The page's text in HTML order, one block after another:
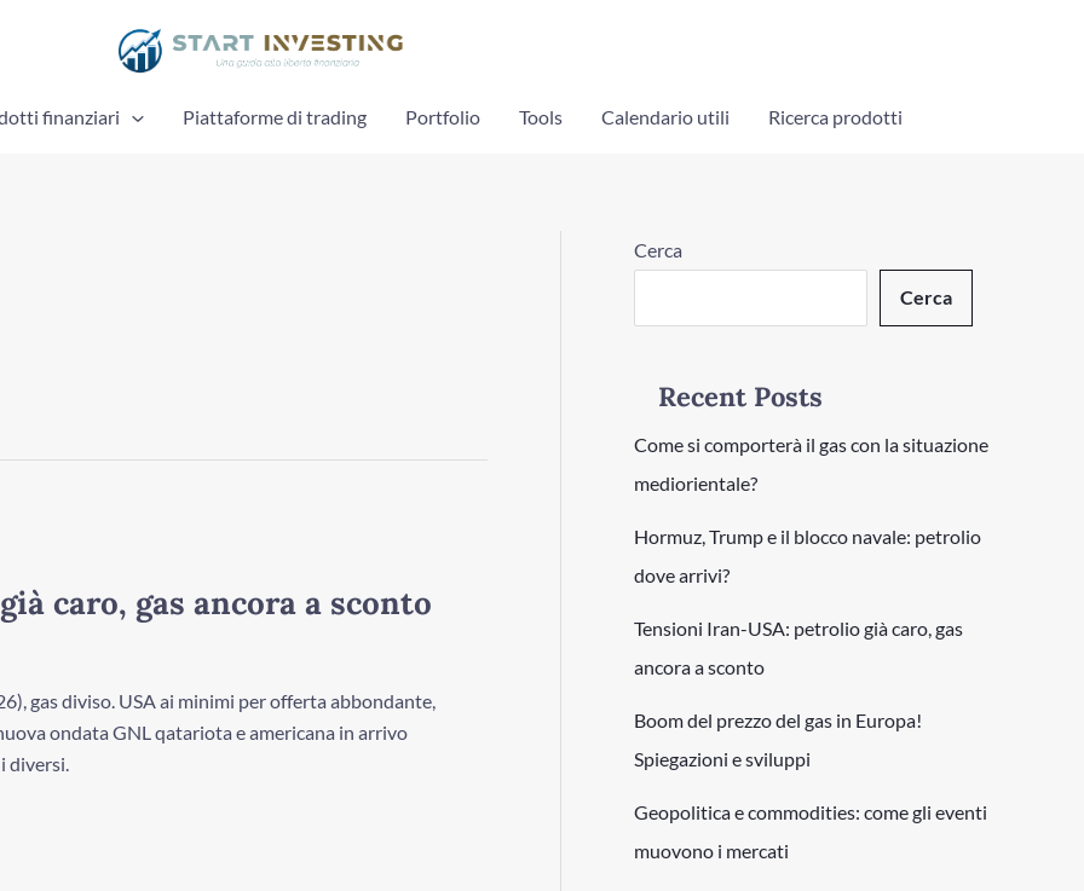
finanziari Piattaforme di trading Portfolio Tools Calendario utili Ricerca prodotti
caro, gas ancora a sconto
gas diviso. USA ai minimi per offerta abbondante,
ondata GNL qatariota e americana in arrivo
diversi.
Cerca
Cerca
Recent Posts
Come si comporterà il gas con la situazione
mediorientale?
Hormuz, Trump e il blocco navale: petrolio
dove arrivi?
Tensioni Iran-USA: petrolio già caro, gas
ancora a sconto
Boom del prezzo del gas in Europa!
Spiegazioni e sviluppi
Geopolitica e commodities: come gli eventi
muovono i mercati